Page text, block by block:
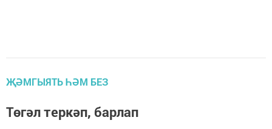
ҖӘМГЫЯТЬ ҺӘМ БЕЗ
Төгәл теркәп, барлап